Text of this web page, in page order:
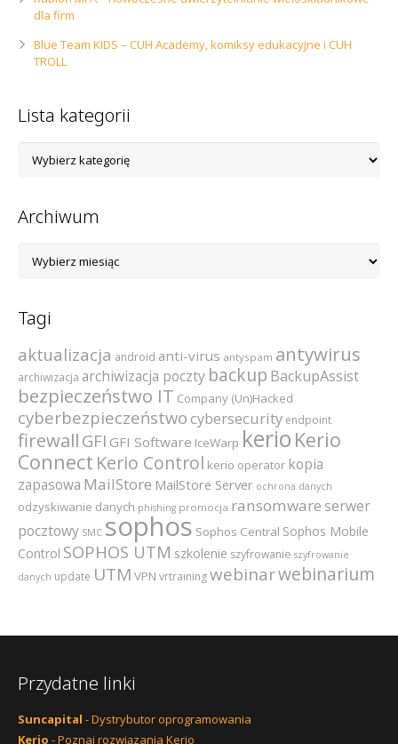
dla firm
Blue Team KIDS – CUH Academy, komiksy edukacyjne i CUH
TROLL
Lista kategorii
kategorii
Archiwum
Tagi
aktualizacja android anti-virus antyspam antywirus
archiwizacja archiwizacja poczty backup BackupAssist
bezpieczeństwo IT Company (Un)Hacked
cyberbezpieczeństwocybersecurity endpoint
firewall GFI GFI Software IceWarp kerio Kerio
Connect Kerio Control kerio operator kopia
zapasowa MailStore MailStore Server ochrona danych
odzyskiwanie danych phishing promocja ransomware serwer
pocztowy SMC sophos Sophos Central Sophos Mobile
Control SOPHOS UTM szkolenie szyfrowanie szyfrowanie
danych update UTM VPN vrtrainingwebinarwebinarium
Przydatne linki
Suncapital - Dystrybutor oprogramowania
Kerio - Poznaj rozwiązania Kerio